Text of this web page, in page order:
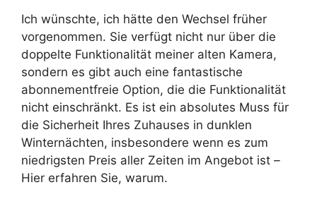
Ich wünschte, ich hätte den Wechsel früher
vorgenommen. Sie verfügt nicht nur über die
doppelte Funktionalität meiner alten Kamera,
sondern es gibt auch eine fantastische
abonnementfreie Option, die die Funktionalität
nicht einschränkt. Es ist ein absolutes Muss für
die Sicherheit Ihres Zuhauses in dunklen
Winternächten, insbesondere wenn es zum
niedrigsten Preis aller Zeiten im Angebot ist –
Hier erfahren Sie, warum.